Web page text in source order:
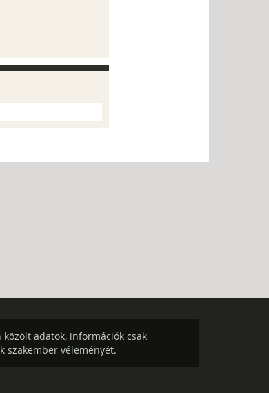
közölt adatok, információk csak
szakember véleményét.